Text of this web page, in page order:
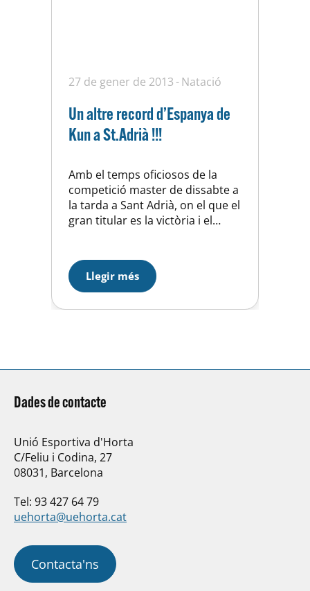
27 de gener de 2013 Natació
Un altre record d’Espanya de
Kun a St.Adrià !!!
Amb el temps oficiosos de la
competició master de dissabte a
la tarda a Sant Adrià, on el que el
gran titular es la victòria i el
(cat.+35) de Kun Isaac (30.92). Es
la quarta competició
consecutiva, des de desembre,
en el que algun nedador del…
Llegir més
Dades de contacte
Unió Esportiva d'Horta
C/Feliu i Codina, 27
08031, Barcelona
Tel: 93 427 64 79
uehorta@uehorta.cat
Contacta'ns